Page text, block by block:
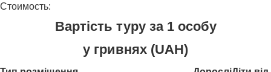
Стоимость:
Вартість туру за 1 особу
у гривнях (UAH)